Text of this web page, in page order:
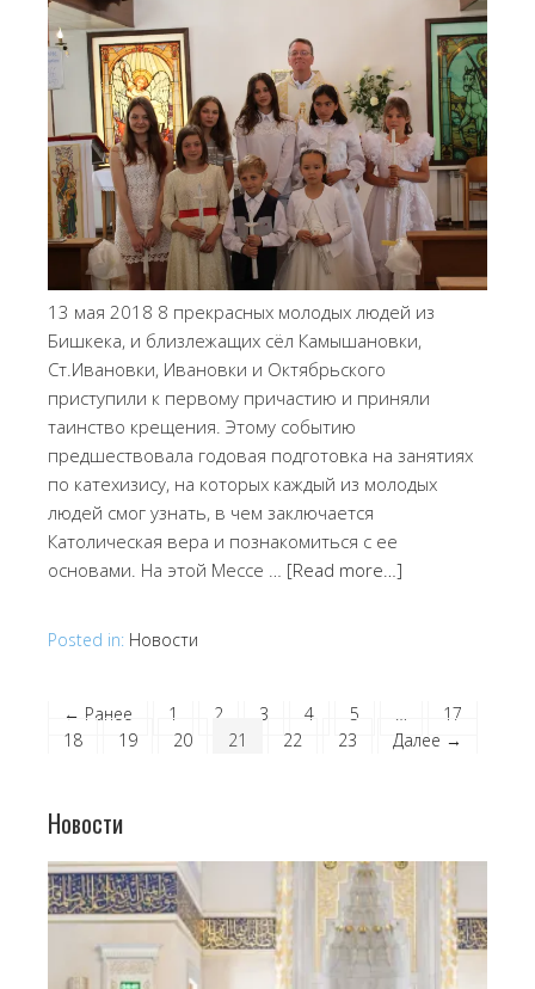
13 мая 2018 8 прекрасных молодых людей из
Бишкека, и близлежащих сёл Камышановки,
Ст.Ивановки, Ивановки и Октябрьского
приступили к первому причастию и приняли
таинство крещения. Этому событию
предшествовала годовая подготовка на занятиях
по катехизису, на которых каждый из молодых
людей смог узнать, в чем заключается
Католическая вера и познакомиться с ее
основами. На этой Мессе … [Read more…]
Posted in: Новости
← Ранее 1 2 3 4 5
17
18
19 20 21 22 23 Далее →
Новости